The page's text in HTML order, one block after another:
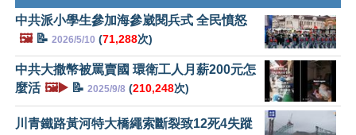
中共派小學生參加海參崴閱兵式 全民憤怒
🖼️📝 2026/5/10 (71,288次)
中共大撒幣被罵賣國 環衛工人月薪200元怎
麼活 🖼️▶️ 📝 2025/9/8 (210,248次)
川青鐵路黃河特大橋繩索斷裂致12死4失蹤